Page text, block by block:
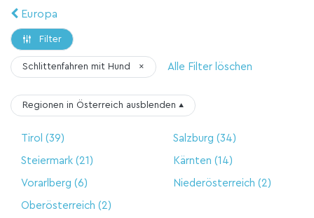
Europa
Filter
Schlittenfahren mit Hund × Alle Filter löschen
Regionen in Österreich ausblenden ▴
Tirol (39) Salzburg (34)
Steiermark (21) Kärnten (14)
Vorarlberg (6) Niederösterreich (2)
Oberösterreich (2)